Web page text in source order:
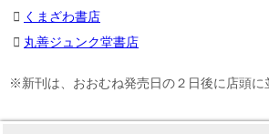
くまざわ書店
丸善ジュンク堂書店
※新刊は、おおむね発売日の２日後に店頭に